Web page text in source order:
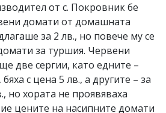
от с. Покровник бе
домати от домашната
за 2 лв., но повече му се
за туршия. Червени
две сергии, като едните –
с цена 5 лв., а другите – за
но хората не проявяваха
цените на насипните домати